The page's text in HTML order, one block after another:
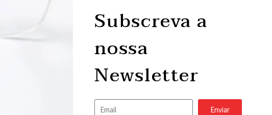
Subscreva a
nossa
Newsletter
Enviar